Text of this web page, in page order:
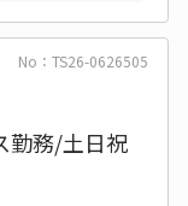
No：TS26-0626505
勤務/土日祝